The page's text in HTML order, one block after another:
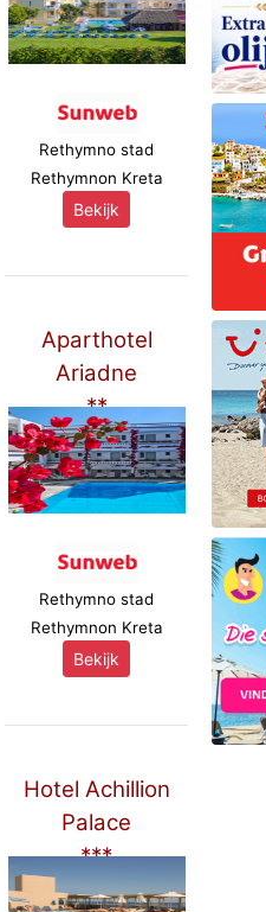
Rethymno stad
Rethymnon Kreta
Bekijk
Aparthotel
Ariadne
**
Rethymno stad
Rethymnon Kreta
Bekijk
Hotel Achillion
Palace
***